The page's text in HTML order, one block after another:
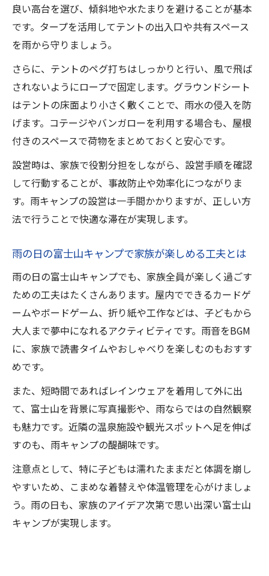
良い高台を選び、傾斜地や水たまりを避けることが基本
です。タープを活用してテントの出入口や共有スペース
を雨から守りましょう。
さらに、テントのペグ打ちはしっかりと行い、風で飛ば
されないようにロープで固定します。グラウンドシート
はテントの床面より小さく敷くことで、雨水の侵入を防
げます。コテージやバンガローを利用する場合も、屋根
付きのスペースで荷物をまとめておくと安心です。
設営時は、家族で役割分担をしながら、設営手順を確認
して行動することが、事故防止や効率化につながりま
す。雨キャンプの設営は一手間かかりますが、正しい方
法で行うことで快適な滞在が実現します。
雨の日の富士山キャンプで家族が楽しめる工夫とは
雨の日の富士山キャンプでも、家族全員が楽しく過ごす
ための工夫はたくさんあります。屋内でできるカードゲ
ームやボードゲーム、折り紙や工作などは、子どもから
大人まで夢中になれるアクティビティです。雨音をBGM
に、家族で読書タイムやおしゃべりを楽しむのもおすす
めです。
また、短時間であればレインウェアを着用して外に出
て、富士山を背景に写真撮影や、雨ならではの自然観察
も魅力です。近隣の温泉施設や観光スポットへ足を伸ば
すのも、雨キャンプの醍醐味です。
注意点として、特に子どもは濡れたままだと体調を崩し
やすいため、こまめな着替えや体温管理を心がけましょ
う。雨の日も、家族のアイデア次第で思い出深い富士山
キャンプが実現します。